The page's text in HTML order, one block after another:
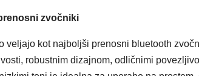
zvočniki
veljajo kot najboljši prenosni bluetooth
robustnim dizajnom, odličnimi